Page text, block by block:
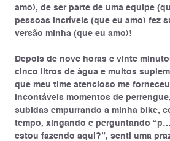
amo), de ser parte de uma equipe
pessoas incríveis (que eu amo) fez
versão minha (que eu amo)!
Depois de nove horas e vinte
cinco litros de água e muitos
que meu time atencioso me
incontáveis momentos de
subidas empurrando a minha bike,
tempo, xingando e perguntando
estou fazendo aqui?”, senti uma